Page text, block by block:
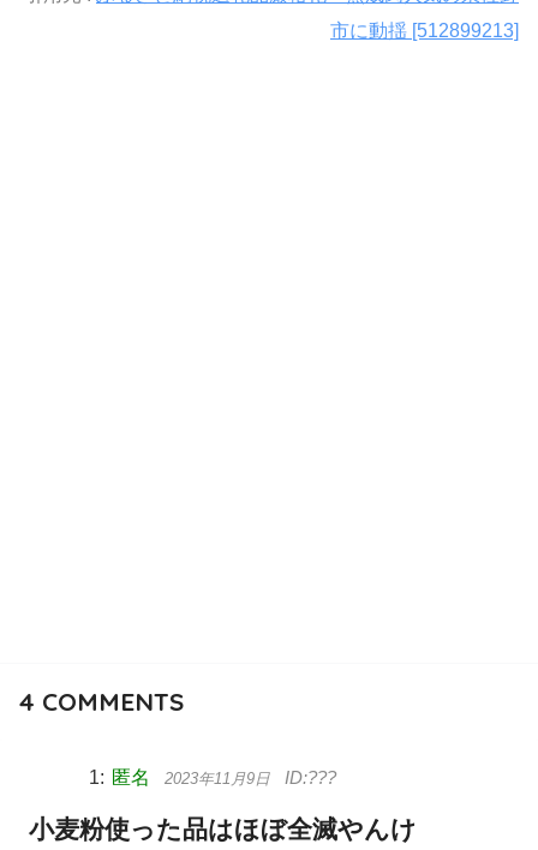
市に動揺 [512899213]
4 COMMENTS
匿名 2023年11月9日
小麦粉使った品はほぼ全滅やんけ